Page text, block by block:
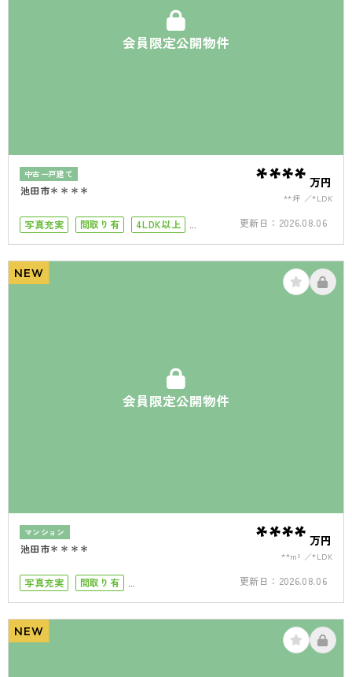
会員限定公開物件
中古一戸建て
池田市＊＊＊＊ **** 万円
**坪 *LDK
写真充実 間取り有
4LDK以上
更新日： 2026.08.06
会員限定公開物件
NEW
マンション
池田市＊＊＊＊ **** 万円
**m² *LDK
写真充実
間取り有
リフォーム済
更新日： 2026.08.06
NEW